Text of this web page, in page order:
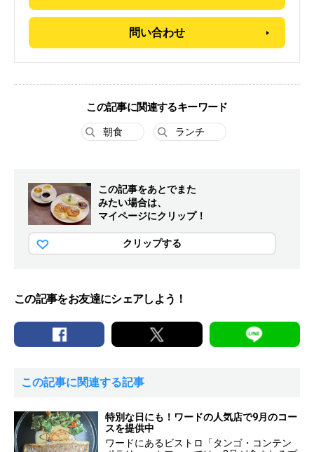
問い合わせ
この記事に関連するキーワード
朝食 ランチ
この記事をあとでまた
みたい場合は、
マイページにクリップ！
クリップする
この記事をお友達にシェアしよう！
この記事に関連する記事
特別な日にも！ワードの人気店で9月のコー
スを提供中
ワードにあるビストロ「タンゴ・コンテン